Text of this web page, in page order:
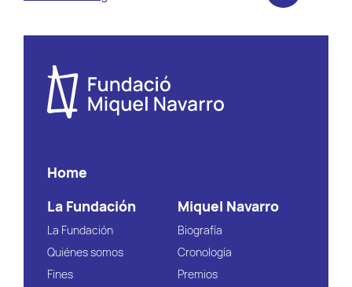
Home
La Fundación
La Fundación
Quiénes somos
Fines
Miquel Navarro
Biografía
Cronología
Premios